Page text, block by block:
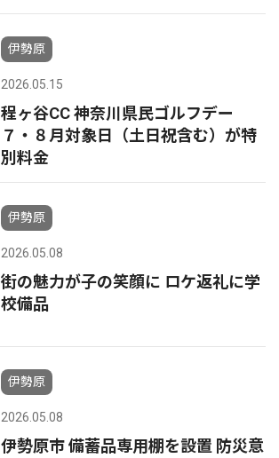
伊勢原
2026.05.15
程ヶ谷CC 神奈川県民ゴルフデー
７・８月対象日（土日祝含む）が特
別料金
伊勢原
2026.05.08
街の魅力が子の笑顔に ロケ返礼に学
校備品
伊勢原
2026.05.08
伊勢原市 備蓄品専用棚を設置 防災意